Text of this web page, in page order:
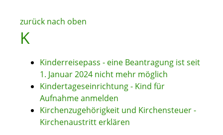
zurück nach oben
K
Kinderreisepass - eine Beantragung ist seit
1. Januar 2024 nicht mehr möglich
Kindertageseinrichtung - Kind für
Aufnahme anmelden
Kirchenzugehörigkeit und Kirchensteuer -
Kirchenaustritt erklären